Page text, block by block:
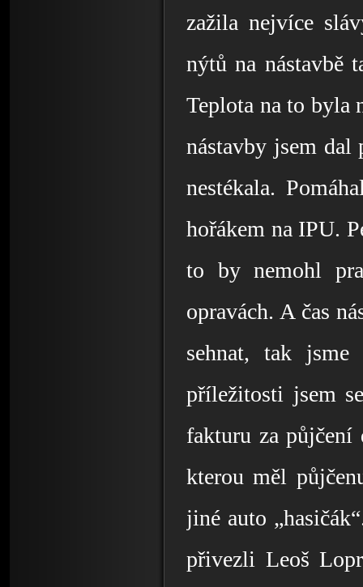
zažila nejvíce
nýtů na nástavbě
Teplota na to byla
nástavby jsem dal
nestékala.
hořákem na IPU.
to by nemohl
opravách. A čas
sehnat, tak
příležitosti jsem
fakturu za půjčení
kterou měl
jiné auto
přivezli Leoš